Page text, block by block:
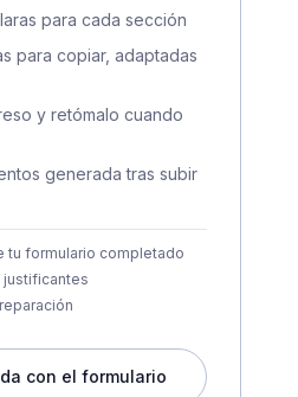
para cada sección
para copiar, adaptadas
y retómalo cuando
generada tras subir
tu formulario completado
justificantes
con el formulario